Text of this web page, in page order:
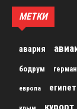
МЕТКИ
авария
бодрум
европа египет